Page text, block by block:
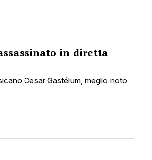
in diretta
Cesar Gastélum, meglio noto